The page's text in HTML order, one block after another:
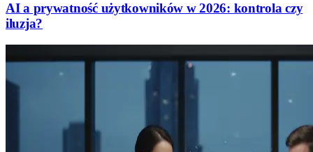
AI a prywatność użytkowników w 2026: kontrola czy
iluzja?